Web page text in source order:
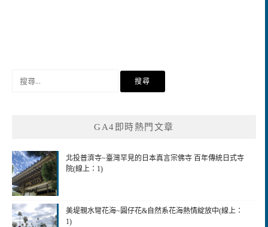
GA4即時熱門文章
北投普濟寺~臺灣罕見的日本真言宗佛寺 百年傳統日式寺
院(線上：1)
美堤親水彎花海~圓仔花&自然系花海熱情綻放中(線上：
1)